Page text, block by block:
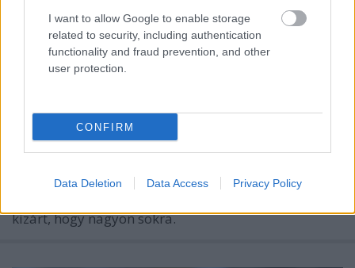
I want to allow Google to enable storage
related to security, including authentication
functionality and fraud prevention, and other
user protection.
CONFIRM
Data Deletion Data Access Privacy Policy
Egy séf, aki az ételallergiái miatt
inkább jogászkarriert futott be.
csúcséttermet.
világevő•2018. június 04.
Akkor bizony mindenki extrém kritikusan figyeli,
kizárt, hogy nagyon sokra.